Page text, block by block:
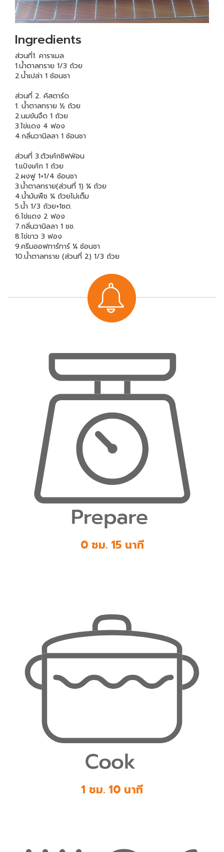
Ingredients
ส่วนที่1. คาราเมล
1.น้ำตาลทราย 1/3 ถ้วย
2.น้ำเปล่า 1 ช้อนชา
ส่วนที่ 2. คัสตาร์ด
1. น้ำตาลทราย ½ ถ้วย
2.นมข้นจืด 1 ถ้วย
3.ไข่แดง 4 ฟอง
4.กลิ่นวานิลลา 1 ช้อนชา
ส่วนที่ 3.ตัวเค้กชิฟฟ่อน
1.แป้งเค้ก 1 ถ้วย
2.ผงฟู 1+1/4 ช้อนชา
3.น้ำตาลทราย(ส่วนที่ 1) ¼ ถ้วย
4.น้ำมันพืช ¼ ถ้วยไม่เต็ม
5.น้ำ 1/3 ถ้วย+1ชต.
6.ไข่แดง 2 ฟอง
7.กลิ่นวานิลลา 1 ชช.
8.ไข่ขาว 3 ฟอง
9.ครีมออฟทาร์ทาร์ ¼ ช้อนชา
10.น้ำตาลทราย (ส่วนที่ 2) 1/3 ถ้วย
0 ชม. 15 นาที
1 ชม. 10 นาที